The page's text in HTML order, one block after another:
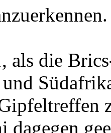
als die
dagegen